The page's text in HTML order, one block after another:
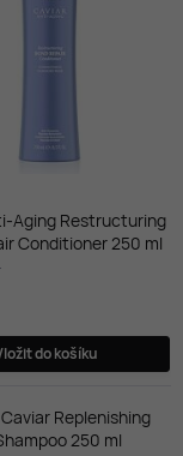
Aging Restructuring
Conditioner 250 ml
do košíku